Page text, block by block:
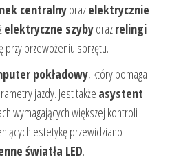
centralnyorazelektrycznie
elektryczne szybyorazrelingi
przy przewożeniu sprzętu.
pokładowy, który pomaga
jazdy. Jest także asystent
wymagających większej kontroli
estetykę przewidziano
światła LED.